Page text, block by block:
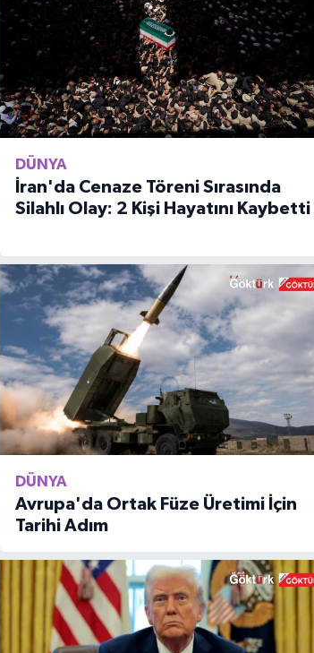
DÜNYA
İran'da Cenaze Töreni Sırasında
Silahlı Olay: 2 Kişi Hayatını Kaybetti
DÜNYA
Avrupa'da Ortak Füze Üretimi İçin
Tarihi Adım